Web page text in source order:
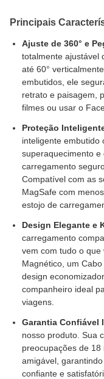
Principais
Ajuste de 360° e
totalmente ajustável
até 60°
embutidos, ele
retrato e paisagem,
filmes ou usar o
Proteção
inteligente embutido
superaquecimento e
carregamento
Compatível com as
MagSafe com
estojo de
Design Elegante e
carregamento
vem com tudo o
Magnético, um
design
companheiro ideal
viagens.
Garantia Confiável
nosso produto. Sua
preocupações de
amigável,
confiante e